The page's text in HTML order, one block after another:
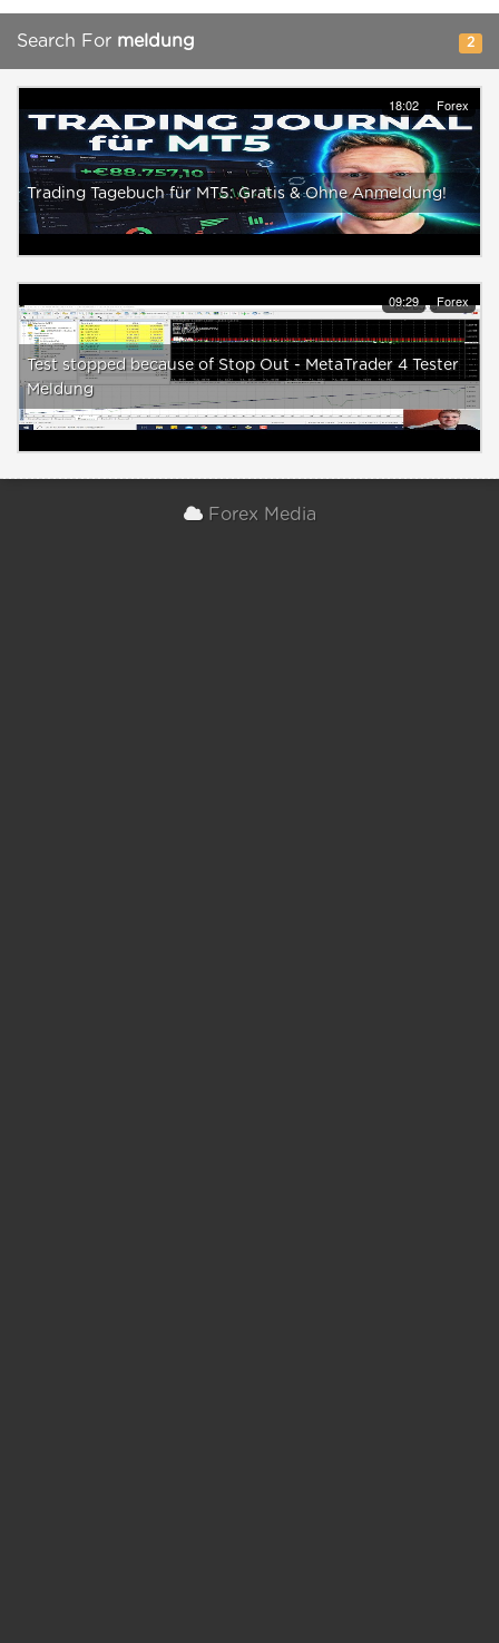
Search For meldung 2
18:02 Forex
Trading Tagebuch für MT5: Gratis & Ohne Anmeldung!
09:29 Forex
Test stopped because of Stop Out - MetaTrader 4 Tester
Meldung
Forex Media